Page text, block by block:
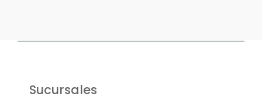
Sucursales